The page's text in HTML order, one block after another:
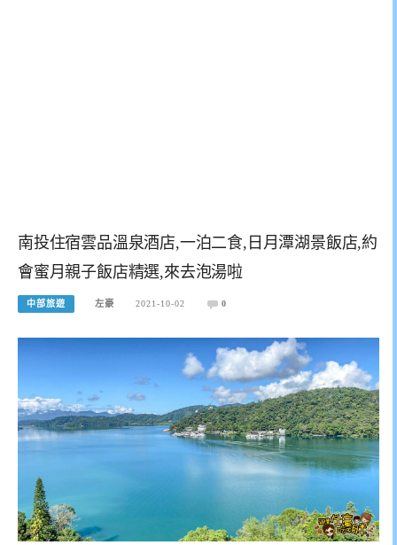
南投住宿雲品溫泉酒店,一泊二食,日月潭湖景飯店,約
會蜜月親子飯店精選,來去泡湯啦
中部旅遊 左豪 2021-10-02 0